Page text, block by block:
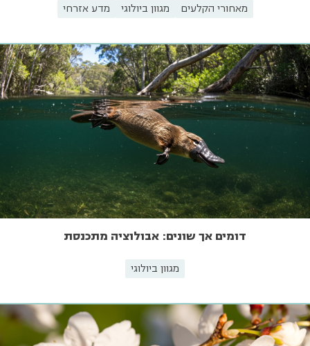
מאחורי הקלעים מגוון ביולוגי מדע אזרחי
דומים אך שונים: אבולוציה מתכנסת
מגוון ביולוגי